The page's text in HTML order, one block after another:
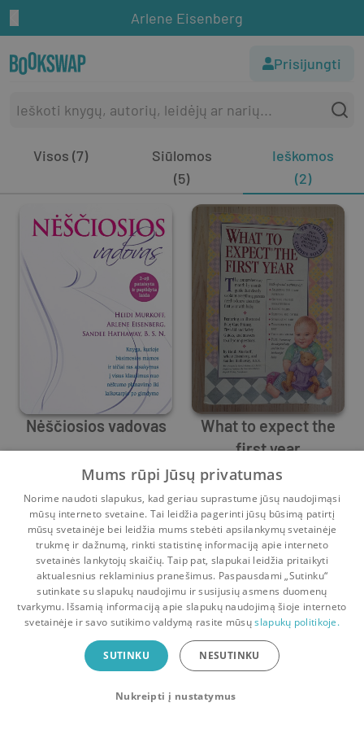
Arlene Eisenberg
Prisijungti
Visos (7)
Siūlomos
(5)
Ieškomos
(2)
Nėščiosios vadovas
Sandee Hathaway, Heidi Murkoff ,Arlene Eisenberg
What to expect the
first year
Sandee Hathaway
Pradinis Krepšelis Pokalbiai Pranešimai Paskyra
Bookswap programėlė
Mainykis knygomis dar patogiau!
Uždaryti
Mums rūpi Jūsų privatumas
Norime naudoti slapukus, kad geriau suprastume jūsų naudojimąsi
mūsų interneto svetaine. Tai leidžia pagerinti jūsų būsimą patirtį
mūsų svetainėje bei leidžia mums stebėti apsilankymų svetainėje
trukmę ir dažnumą, rinkti statistinę informaciją apie interneto
svetainės lankytojų skaičių. Taip pat, slapukai leidžia pritaikyti
aktualesnius reklaminius pranešimus. Paspausdami „Sutinku“
sutinkate su slapukų naudojimu ir susijusių asmens duomenų
tvarkymu. Išsamią informaciją apie slapukų naudojimą šioje interneto
svetainėje ir savo sutikimo valdymą rasite mūsųslapukų politikoje.
SUTINKU NESUTINKU
Nukreipti į nustatymus